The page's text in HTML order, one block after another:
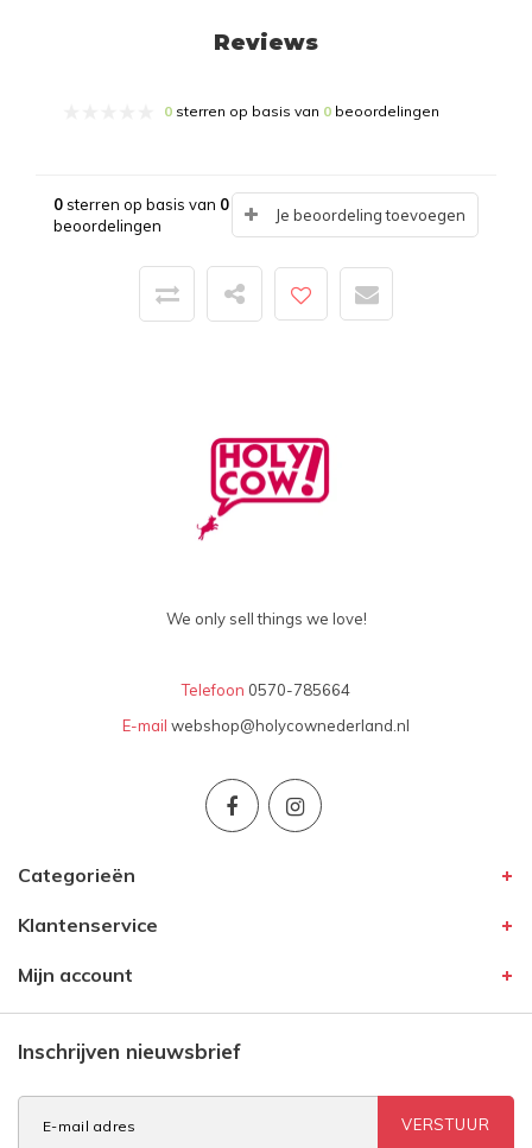
Reviews
0 sterren op basis van 0 beoordelingen
0sterren op basis van 0
beoordelingen
Je beoordeling toevoegen
We only sell things we love!
Telefoon 0570-785664
E-mail webshop@holycownederland.nl
Categorieën
Klantenservice
Mijn account
Inschrijven nieuwsbrief
VERSTUUR